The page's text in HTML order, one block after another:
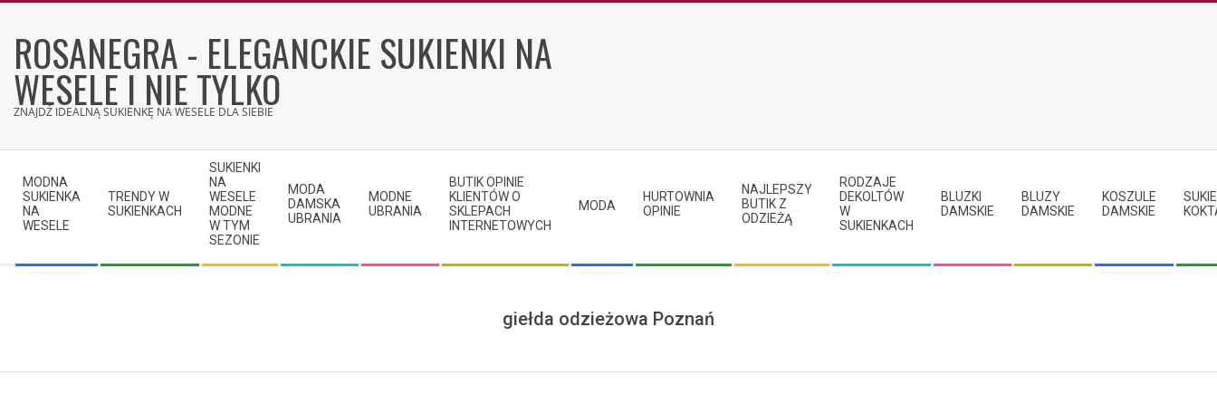
contentROSANEGRA - ELEGANCKIE SUKIENKI NA
WESELE I NIE TYLKO
ZNAJDŹ IDEALNĄ SUKIENKĘ NA WESELE DLA SIEBIE
Navigation
Menu
MODNA
SUKIENKA
NA
WESELE
TRENDY W
SUKIENKACH
SUKIENKI
NA
WESELE
MODNE
W TYM
SEZONIE
MODA
DAMSKA
UBRANIA
MODNE
UBRANIA
BUTIK OPINIE
KLIENTÓW O
SKLEPACH
INTERNETOWYCH
MODA
HURTOWNIA
OPINIE
NAJLEPSZY
BUTIK Z
ODZIEŻĄ
RODZAJE
DEKOLTÓW
W
SUKIENKACH
BLUZKI
DAMSKIE
BLUZY
DAMSKIE
KOSZULE
DAMSKIE
giełda odzieżowa Poznań